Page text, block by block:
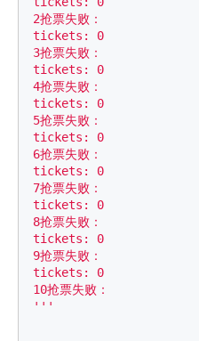
2抢票失败：
tickets: 0
3抢票失败：
tickets: 0
4抢票失败：
tickets: 0
5抢票失败：
tickets: 0
6抢票失败：
tickets: 0
7抢票失败：
tickets: 0
8抢票失败：
tickets: 0
9抢票失败：
tickets: 0
10抢票失败：
'''